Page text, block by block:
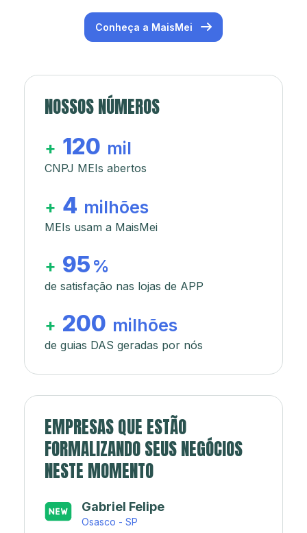
Conheça a MaisMei
NOSSOS NÚMEROS
+ 120 mil
CNPJ MEIs abertos
+ 4 milhões
MEIs usam a MaisMei
+ 95 %
de satisfação nas lojas de APP
+ 200 milhões
de guias DAS geradas por nós
EMPRESAS QUE ESTÃO
FORMALIZANDO SEUS NEGÓCIOS
NESTE MOMENTO
Japa’s açaí e sorveteria
Rio de Janeiro - RJ